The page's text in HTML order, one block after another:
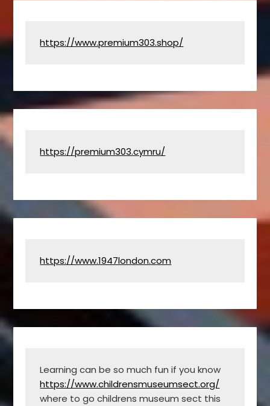
https://www.premium303.shop/
https://premium303.cymru/
https://www.1947london.com
https://www.childrensmuseumsect.org/
where to go childrens museum sect this